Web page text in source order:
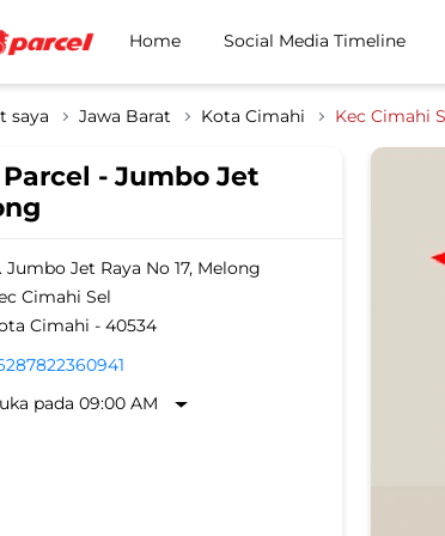
Home Social Media Timeline
saya Jawa Barat Kota Cimahi Kec Cimahi
- Jumbo Jet
Jumbo Jet Raya No 17, Melong
Cimahi Sel
Cimahi - 40534
pada 09:00 AM